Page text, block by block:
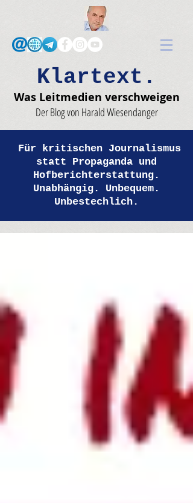
Klartext.
Was Leitmedien verschweigen
Der Blog von Harald Wiesendanger
Für kritischen Journalismus
statt Propaganda und
Hofberichterstattung.
Unabhängig. Unbequem.
Unbestechlich.